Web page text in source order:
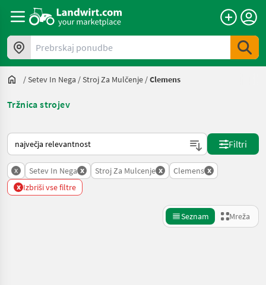
Prebrskaj ponudbe
/Setev In Nega /Stroj Za Mulčenje /Clemens
Tržnica strojev
Tako je razvrščeno na Landwirt.com
Filtri
x Setev In Nega x Stroj Za Mulcenje x Clemens x
x Izbriši vse filtre
Seznam Mreža